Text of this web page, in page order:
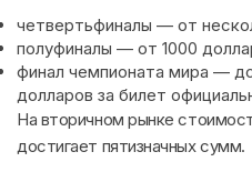
четвертьфиналы — от
полуфиналы — от 1000
финал чемпионата мира —
долларов за билет
На вторичном рынке
достигает пятизначных сумм.